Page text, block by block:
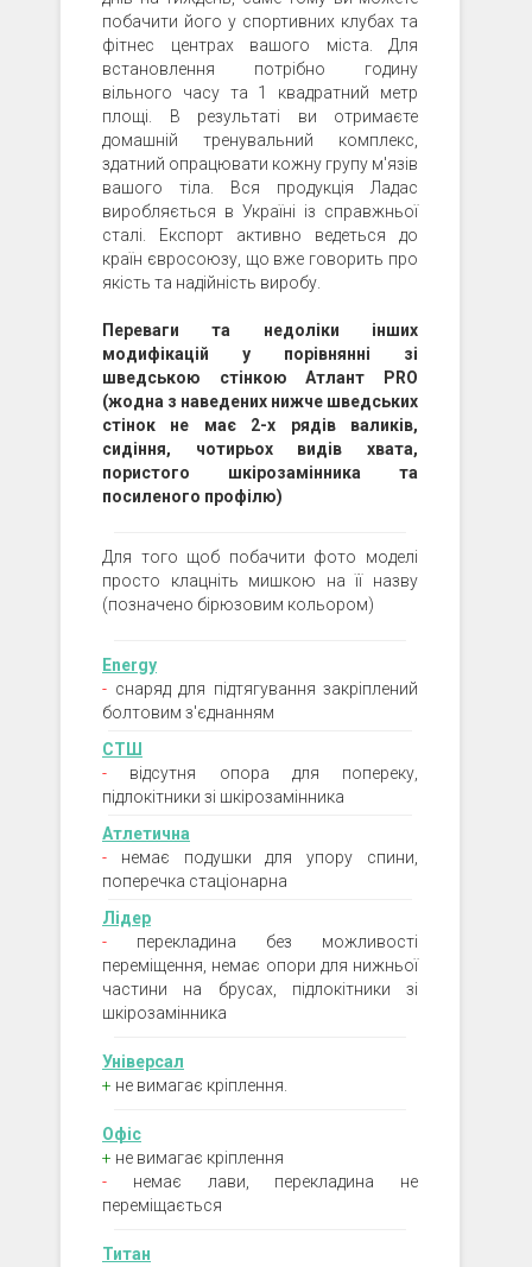
побачити його у спортивних клубах та
фітнес центрах вашого міста. Для
встановлення потрібно годину
вільного часу та 1 квадратний метр
площі. В результаті ви отримаєте
домашній тренувальний комплекс,
здатний опрацювати кожну групу м'язів
вашого тіла. Вся продукція Ладас
виробляється в Україні із справжньої
сталі. Експорт активно ведеться до
країн євросоюзу, що вже говорить про
якість та надійність виробу.
Переваги та недоліки інших
модифікацій у порівнянні зі
шведською стінкою Атлант PRO
(жодна з наведених нижче шведських
стінок не має 2-х рядів валиків,
сидіння, чотирьох видів хвата,
пористого шкірозамінника та
посиленого профілю)
Для того щоб побачити фото моделі
просто клацніть мишкою на її назву
(позначено бірюзовим кольором)
Energy
- снаряд для підтягування закріплений
болтовим з'єднанням
СТШ
- відсутня опора для попереку,
підлокітники зі шкірозамінника
Атлетична
- немає подушки для упору спини,
поперечка стаціонарна
Лідер
- перекладина без можливості
переміщення, немає опори для нижньої
частини на брусах, підлокітники зі
шкірозамінника
Універсал
+ не вимагає кріплення.
Офіс
+ не вимагає кріплення
- немає лави, перекладина не
переміщається
Титан